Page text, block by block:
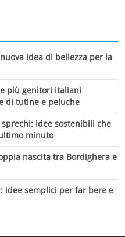
idea di bellezza per la
più genitori italiani
di tutine e peluche
idee sostenibili che
minuto
nascita tra Bordighera e
idee semplici per far bere e